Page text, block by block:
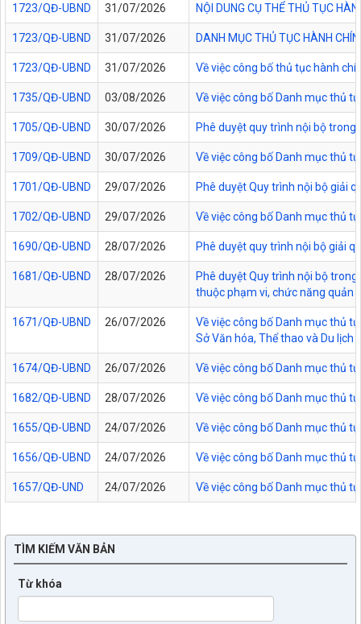
1723/QĐ-UBND 31/07/2026 NỘI DUNG CỤ THỂ THỦ TỤC
1723/QĐ-UBND 31/07/2026 DANH MỤC THỦ TỤC HÀNH
1723/QĐ-UBND 31/07/2026 Về việc công bố thủ tục hành
1735/QĐ-UBND 03/08/2026 Về việc công bố Danh mục thủ
1705/QĐ-UBND 30/07/2026 Phê duyệt quy trình nội bộ
1709/QĐ-UBND 30/07/2026 Về việc công bố Danh mục thủ
1701/QĐ-UBND 29/07/2026 Phê duyệt Quy trình nội bộ giải
1702/QĐ-UBND 29/07/2026 Về việc công bố Danh mục thủ
1690/QĐ-UBND 28/07/2026 Phê duyệt quy trình nội bộ giải
1681/QĐ-UBND 28/07/2026
Phê duyệt Quy trình nội bộ
thuộc phạm vi, chức năng quản
1671/QĐ-UBND 26/07/2026
Về việc công bố Danh mục thủ
Sở Văn hóa, Thể thao và Du lịch
1674/QĐ-UBND 26/07/2026 Về việc công bố Danh mục thủ
1682/QĐ-UBND 28/07/2026 Về việc công bố Danh mục thủ
1655/QĐ-UBND 24/07/2026 Về việc công bố Danh mục thủ
1656/QĐ-UBND 24/07/2026 Về việc công bố Danh mục thủ
1657/QĐ-UND 24/07/2026 Về việc công bố Danh mục thủ
TÌM KIẾM VĂN BẢN
Từ khóa